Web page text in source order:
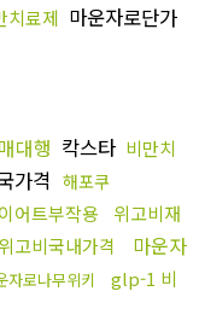
료제 마운자로단가
대행 칵스타 비만치
가격 해포쿠
어트부작용
위고비재
위고비국내가격
마운자
자로나무위키
glp-1 비